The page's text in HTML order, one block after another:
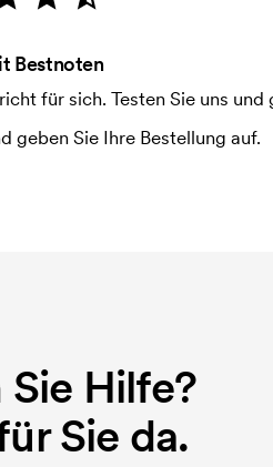
Bestnoten
für sich. Testen Sie uns
geben Sie Ihre Bestellung auf.
Hilfe?
Sie da.